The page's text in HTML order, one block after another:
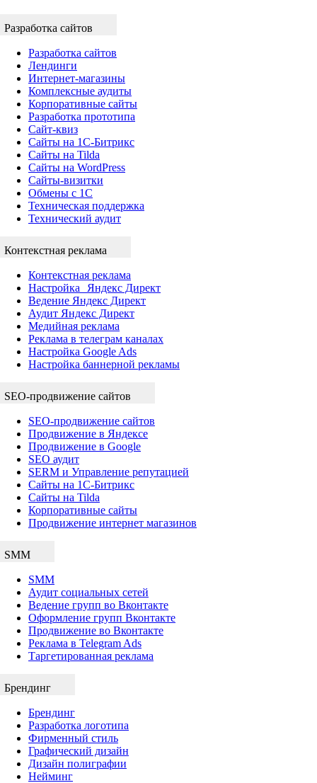
Разработка сайтов
Разработка сайтов
Лендинги
Интернет-магазины
Комплексные аудиты
Корпоративные сайты
Разработка прототипа
Сайт-квиз
Сайты на 1С-Битрикс
Сайты на Tilda
Сайты на WordPress
Сайты-визитки
Обмены с 1С
Техническая поддержка
Технический аудит
Контекстная реклама
Контекстная реклама
Настройка Яндекс Директ
Ведение Яндекс Директ
Аудит Яндекс Директ
Медийная реклама
Реклама в телеграм каналах
Настройка Google Ads
Настройка баннерной рекламы
SEO-продвижение сайтов
SEO-продвижение сайтов
Продвижение в Яндексе
Продвижение в Google
SEO аудит
SERM и Управление репутацией
Сайты на 1С-Битрикс
Сайты на Tilda
Корпоративные сайты
Продвижение интернет магазинов
SMM
SMM
Аудит социальных сетей
Ведение групп во Вконтакте
Оформление групп Вконтакте
Продвижение во Вконтакте
Реклама в Telegram Ads
Таргетированная реклама
Брендинг
Брендинг
Разработка логотипа
Фирменный стиль
Графический дизайн
Дизайн полиграфии
Нейминг